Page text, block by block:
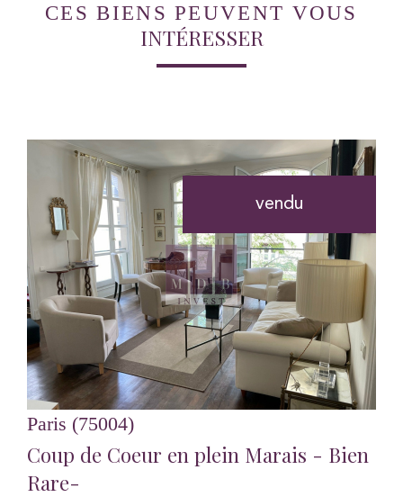
CES BIENS PEUVENT VOUS
INTÉRESSER
vendu
voir le bien
Paris (75004)
Coup de Coeur en plein Marais - Bien
Rare-